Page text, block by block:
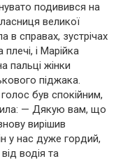
подивився на
великої
в справах, зустрічах
і Марійка
пальці жінки
піджака.
був спокійним,
— Дякую вам, що
вирішив
у нас дуже гордий,
водія та